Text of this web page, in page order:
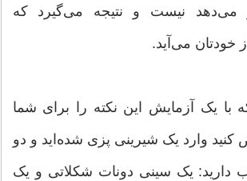
می‌دهد نیست و نتیجه می‌گیرد که
خودتان می‌آید.
یک آزمایش این نکته را برای شما
وارد یک شیرینی پزی شده‌اید و دو
دارید: یک سینی دونات شکلاتی و یک